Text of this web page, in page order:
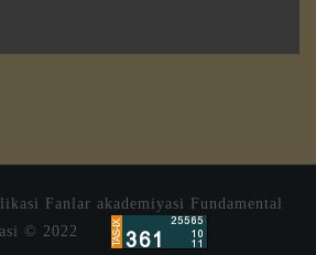
Fanlar akademiyasi Fundamental
© 2022